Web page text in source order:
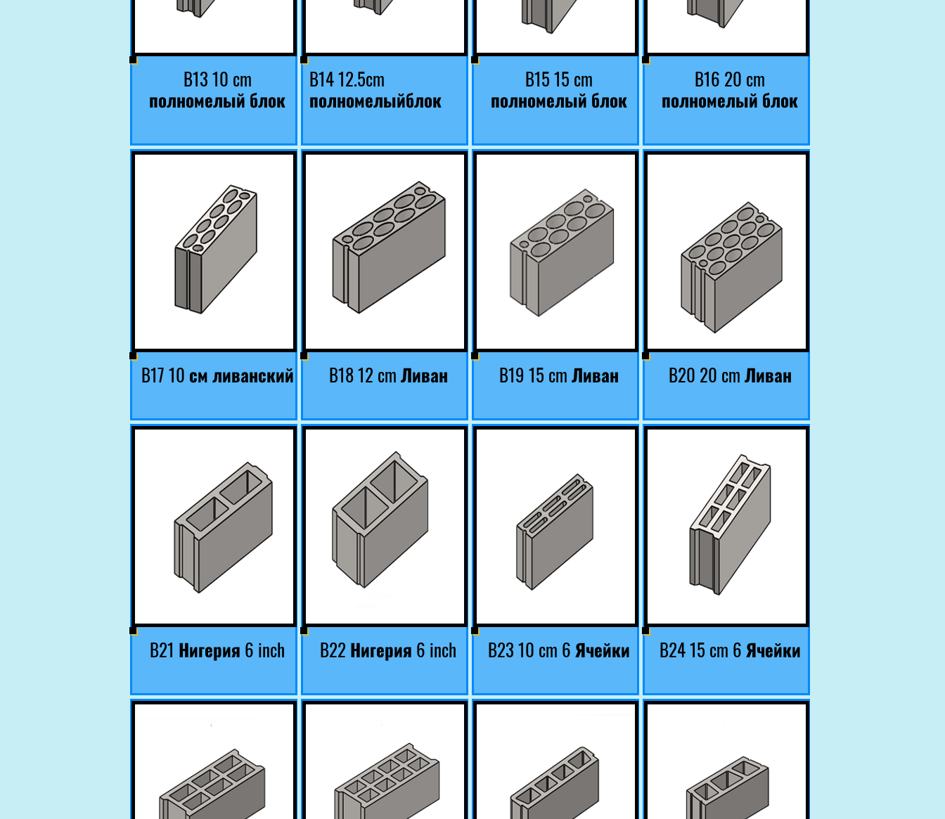
B13 10 cm
полномелый блок
B17 10 см ливанский
B21 Нигерия 6 inch
B14 12.5cm
полномелыйблок
B18 12 cm Ливан
B22 Нигерия 6 inch
B15 15 cm
полномелый блок
B19 15 cm Ливан
B23 10 cm 6 Ячейки
B16 20 cm
полномелый блок
B20 20 cm Ливан
B24 15 cm 6 Ячейки